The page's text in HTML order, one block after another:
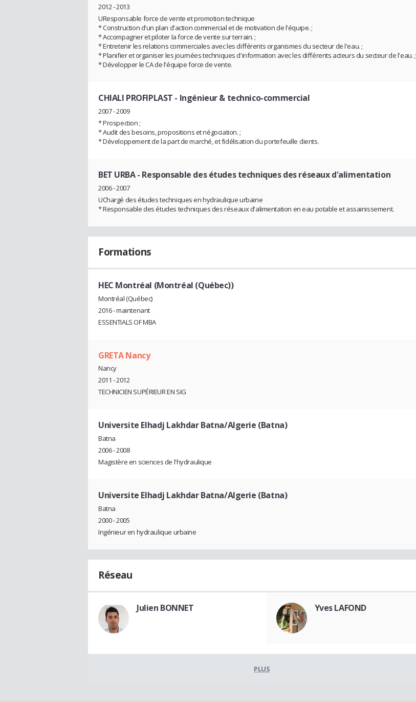
2012 - 2013
UResponsable force de vente et promotion technique
* Construction d'un plan d'action commercial et de motivation de l'équipe. ;
* Accompagner et piloter la force de vente sur terrain. ;
* Entretenir les relations commerciales avec les différents organismes du secteur de l'eau. ;
* Planifier et organiser les journées techniques d'information avec les différents acteurs du secteur de l'eau. ;
* Développer le CA de l'équipe force de vente.
CHIALI PROFIPLAST - Ingénieur & technico-commercial
2007 - 2009
* Prospection ;
* Audit des besoins, propositions et négociation. ;
* Développement de la part de marché, et fidélisation du portefeuille clients.
BET URBA- Responsable des études techniques des réseaux d'alimentation
2006 - 2007
UChargé des études techniques en hydraulique urbaine
* Responsable des études techniques des réseaux d'alimentation en eau potable et assainissement.
Formations
HEC Montréal (Montréal (Québec))
Montréal (Québec)
2016 - maintenant
ESSENTIALS OF MBA
GRETA Nancy
Nancy
2011 - 2012
TECHNICIEN SUPÉRIEUR EN SIG
Universite Elhadj Lakhdar Batna/Algerie (Batna)
Batna
2006 - 2008
Magistère en sciences de l'hydraulique
Universite Elhadj Lakhdar Batna/Algerie (Batna)
Batna
2000 - 2005
Ingénieur en hydraulique urbaine
Réseau
Julien BONNET Yves LAFOND
PLUS